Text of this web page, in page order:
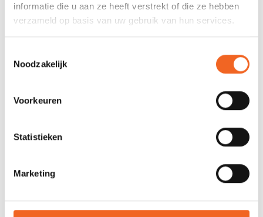
informatie die u aan ze heeft verstrekt of die ze hebben
verzameld op basis van uw gebruik van hun services.
Noodzakelijk
Voorkeuren
Statistieken
Marketing
0 sterren op basis van 0 beoordelingen
GERELATEERDE PRODUCTEN